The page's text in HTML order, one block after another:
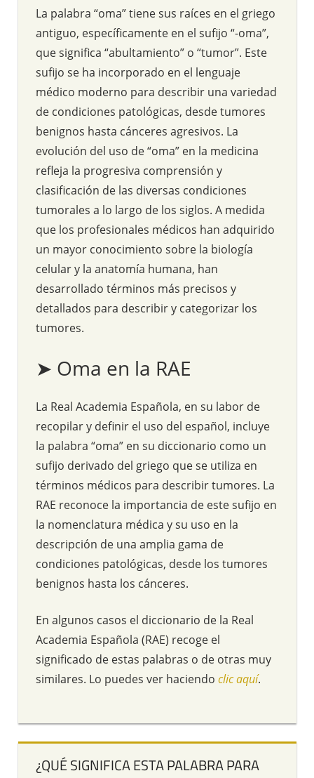
La palabra “oma” tiene sus raíces en el griego
antiguo, específicamente en el sufijo “-oma”,
que significa “abultamiento” o “tumor”. Este
sufijo se ha incorporado en el lenguaje
médico moderno para describir una variedad
de condiciones patológicas, desde tumores
benignos hasta cánceres agresivos. La
evolución del uso de “oma” en la medicina
refleja la progresiva comprensión y
clasificación de las diversas condiciones
tumorales a lo largo de los siglos. A medida
que los profesionales médicos han adquirido
un mayor conocimiento sobre la biología
celular y la anatomía humana, han
desarrollado términos más precisos y
detallados para describir y categorizar los
tumores.
➤ Oma en la RAE
La Real Academia Española, en su labor de
recopilar y definir el uso del español, incluye
la palabra “oma” en su diccionario como un
sufijo derivado del griego que se utiliza en
términos médicos para describir tumores. La
RAE reconoce la importancia de este sufijo en
la nomenclatura médica y su uso en la
descripción de una amplia gama de
condiciones patológicas, desde los tumores
benignos hasta los cánceres.
En algunos casos el diccionario de la Real
Academia Española (RAE) recoge el
significado de estas palabras o de otras muy
similares. Lo puedes ver haciendo clic aquí.
¿QUÉ SIGNIFICA ESTA PALABRA PARA